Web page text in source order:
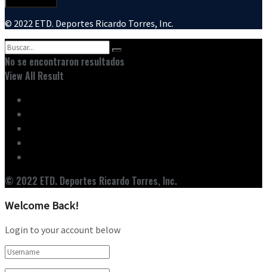
© 2022 ETD. Deportes Ricardo Torres, Inc.
No se encontraron resultados
View All Result
© 2022 ETD. Deportes Ricardo Torres, Inc.
Welcome Back!
Login to your account below